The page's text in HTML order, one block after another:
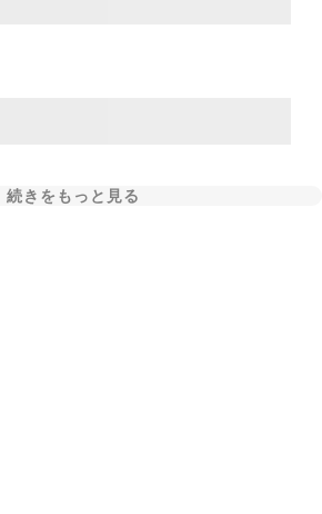
続きをもっと見る